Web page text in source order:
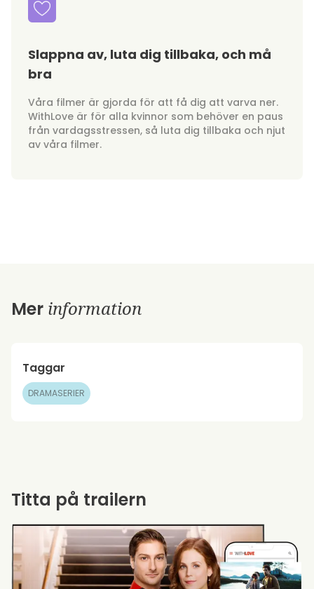
Slappna av, luta dig tillbaka, och må
bra
Våra filmer är gjorda för att få dig att varva ner.
WithLove är för alla kvinnor som behöver en paus
från vardagsstressen, så luta dig tillbaka och njut
av våra filmer.
Mer information
Taggar
DRAMASERIER
Titta på trailern